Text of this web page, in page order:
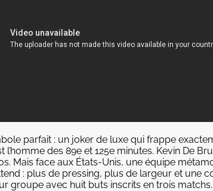
parfait : un joker de luxe qui frappe
l’homme des 89e et 125e minutes. Kevin De
Mais face aux États-Unis, une équipe
: plus de pressing, plus de largeur et une
groupe avec huit buts inscrits en trois matchs.